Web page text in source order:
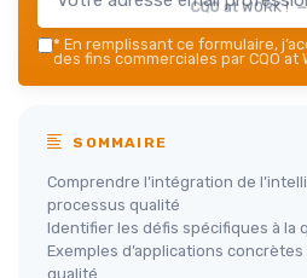
CQO at WORK !
* En remplissant ce formulaire,
des fins commerciales par CQO at
SOMMAIRE
Comprendre l’intégration de
processus qualité
Identifier les défis spécifiques à la
Exemples d’applications concrètes
qualité